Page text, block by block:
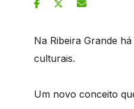
Na Ribeira Grande
culturais.
Um novo conceito